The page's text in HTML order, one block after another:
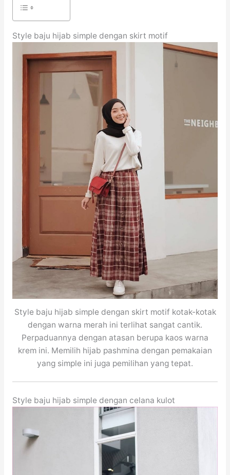
Style baju hijab simple dengan skirt motif
Style baju hijab simple dengan skirt motif kotak-kotak
dengan warna merah ini terlihat sangat cantik.
Perpaduannya dengan atasan berupa kaos warna
krem ini. Memilih hijab pashmina dengan pemakaian
yang simple ini juga pemilihan yang tepat.
Style baju hijab simple dengan celana kulot